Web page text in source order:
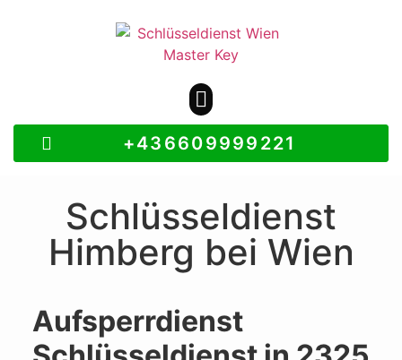
+436609999221
Schlüsseldienst
Himberg bei Wien
Aufsperrdienst